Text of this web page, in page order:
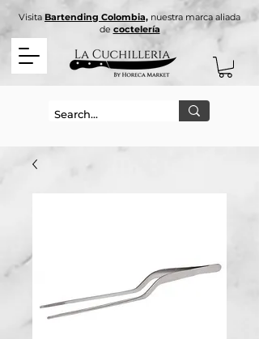
Visita Bartending Colombia, nuestra marca aliada
de coctelería